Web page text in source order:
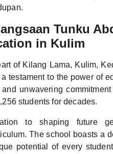
Tunku
in Kulim
of Kilang Lama, Kulim,
testament to the power of
unwavering
students for decades.
to shaping future
The school boasts a
potential of every